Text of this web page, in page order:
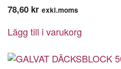
78,60 kr exkl.moms
Lägg till i varukorg